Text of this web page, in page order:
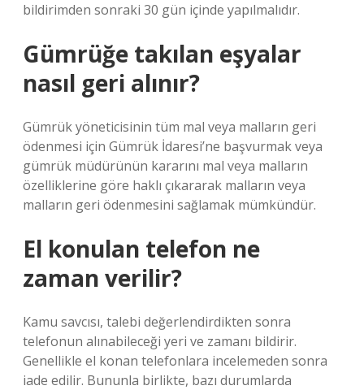
bildirimden sonraki 30 gün içinde yapılmalıdır.
Gümrüğe takılan eşyalar
nasıl geri alınır?
Gümrük yöneticisinin tüm mal veya malların geri
ödenmesi için Gümrük İdaresi’ne başvurmak veya
gümrük müdürünün kararını mal veya malların
özelliklerine göre haklı çıkararak malların veya
malların geri ödenmesini sağlamak mümkündür.
El konulan telefon ne
zaman verilir?
Kamu savcısı, talebi değerlendirdikten sonra
telefonun alınabileceği yeri ve zamanı bildirir.
Genellikle el konan telefonlara incelemeden sonra
iade edilir. Bununla birlikte, bazı durumlarda